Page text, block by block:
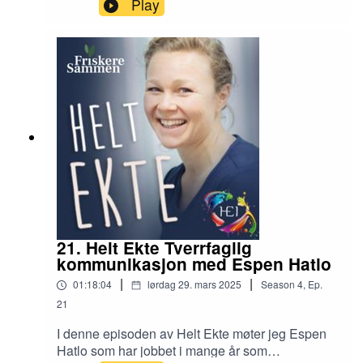
med plager i forbindelse med overgangsalder.
Her er det mange aspekter å reflektere over. Hun
drives av historien sin og nysgjerrighet på et felt
hun mener er et svart hull i sin medisin
utdannelse. Hvordan fylle dette svarte hullet av
manglende kunnskap hos mange fastleger? Hva
skal til for at vi skal investere mer i forebygging
av helse? Velkommen til en lett og ledig prat med
mange gode temaer å reflektere rundt.
Play
21. Helt Ekte Tverrfaglig
kommunikasjon med Espen Hatlo
01:18:04 | lørdag 29. mars 2025 | Season 4, Ep.
21
I denne episoden av Helt Ekte møter jeg Espen
Hatlo som har jobbet i mange år som